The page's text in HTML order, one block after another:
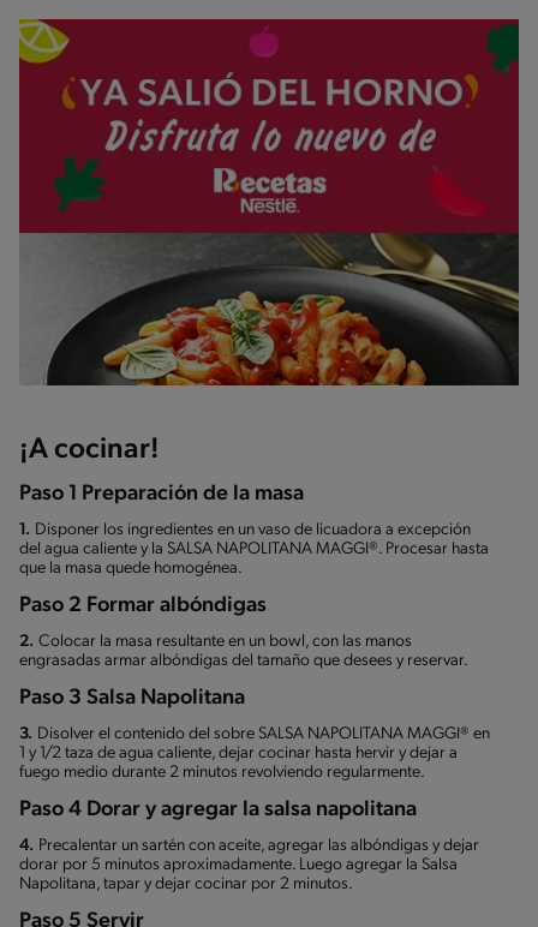
¡A cocinar!
Paso 1 Preparación de la masa
1. Disponer los ingredientes en un vaso de licuadora a excepción
del agua caliente y la SALSA NAPOLITANA MAGGI®. Procesar hasta
que la masa quede homogénea.
Paso 2 Formar albóndigas
2. Colocar la masa resultante en un bowl, con las manos
engrasadas armar albóndigas del tamaño que desees y reservar.
Paso 3 Salsa Napolitana
3. Disolver el contenido del sobre SALSA NAPOLITANA MAGGI® en
1 y 1/2 taza de agua caliente, dejar cocinar hasta hervir y dejar a
fuego medio durante 2 minutos revolviendo regularmente.
Paso 4 Dorar y agregar la salsa napolitana
4. Precalentar un sartén con aceite, agregar las albóndigas y dejar
dorar por 5 minutos aproximadamente. Luego agregar la Salsa
Napolitana, tapar y dejar cocinar por 2 minutos.
Paso 5 Servir